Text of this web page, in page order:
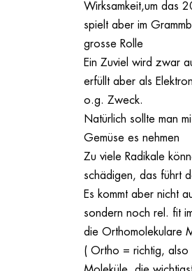
Wirksamkeit,um das
spielt aber im
grosse Rolle
Ein Zuviel wird zwar
erfüllt aber als
o.g. Zweck.
Natürlich sollte man
Gemüse es nehmen
Zu viele Radikale
schädigen, das führt
Es kommt aber nicht
sondern noch rel. fit
die Orthomolekulare
( Ortho = richtig, also